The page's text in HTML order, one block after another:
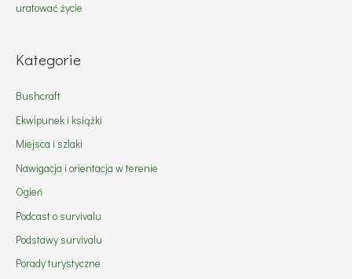
uratować życie
Kategorie
Bushcraft
Ekwipunek i książki
Miejsca i szlaki
Nawigacja i orientacja w terenie
Ogień
Podcast o survivalu
Podstawy survivalu
Porady turystyczne